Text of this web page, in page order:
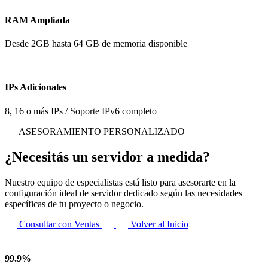
RAM Ampliada
Desde 2GB hasta 64 GB de memoria disponible
IPs Adicionales
8, 16 o más IPs / Soporte IPv6 completo
ASESORAMIENTO PERSONALIZADO
¿Necesitás un servidor a medida?
Nuestro equipo de especialistas está listo para asesorarte en la
configuración ideal de servidor dedicado según las necesidades
específicas de tu proyecto o negocio.
Consultar con Ventas
Volver al Inicio
99.9%